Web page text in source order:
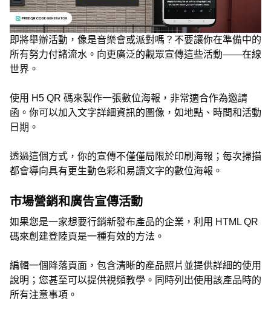
即將舉辦活動，像是音樂會或派對嗎？不要讓你在準備中的
所有努力付諸流水。向更廣泛的觀眾宣傳這些活動——在線
世界。
使用 H5 QR 碼來製作一張數位海報，非常適合作為邀請
函。你可以加入文字詳細資訊的圖像，如地點、時間和活動
日期。
透過這個方式，你的宣傳不僅僅局限於印刷海報；每次掃描
都會導向具有更生動色彩和易讀文字的數位海報。
市場營銷和廣告宣傳活動
如果您是一家想要行銷新發布產品的企業，利用 HTML QR
碼來創建登陸頁是一種有效的方法。
編輯一個降落頁面，包含清晰的產品照片並提供詳細的使用
說明；您甚至可以提供視頻教學。同時列出使用該產品時的
所有注意事項。